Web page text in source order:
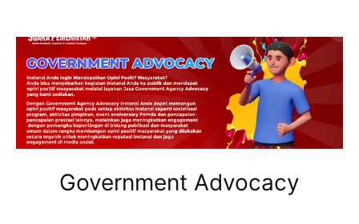
Government Advocacy